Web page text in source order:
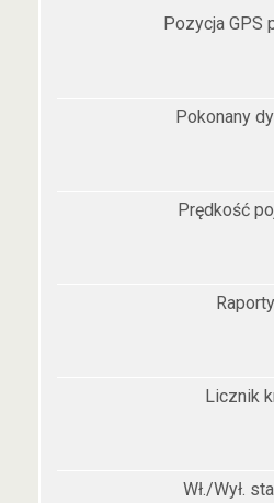
Pozycja GPS
Pokonany
Prędkość
Raporty
Licznik
Wł./Wył.